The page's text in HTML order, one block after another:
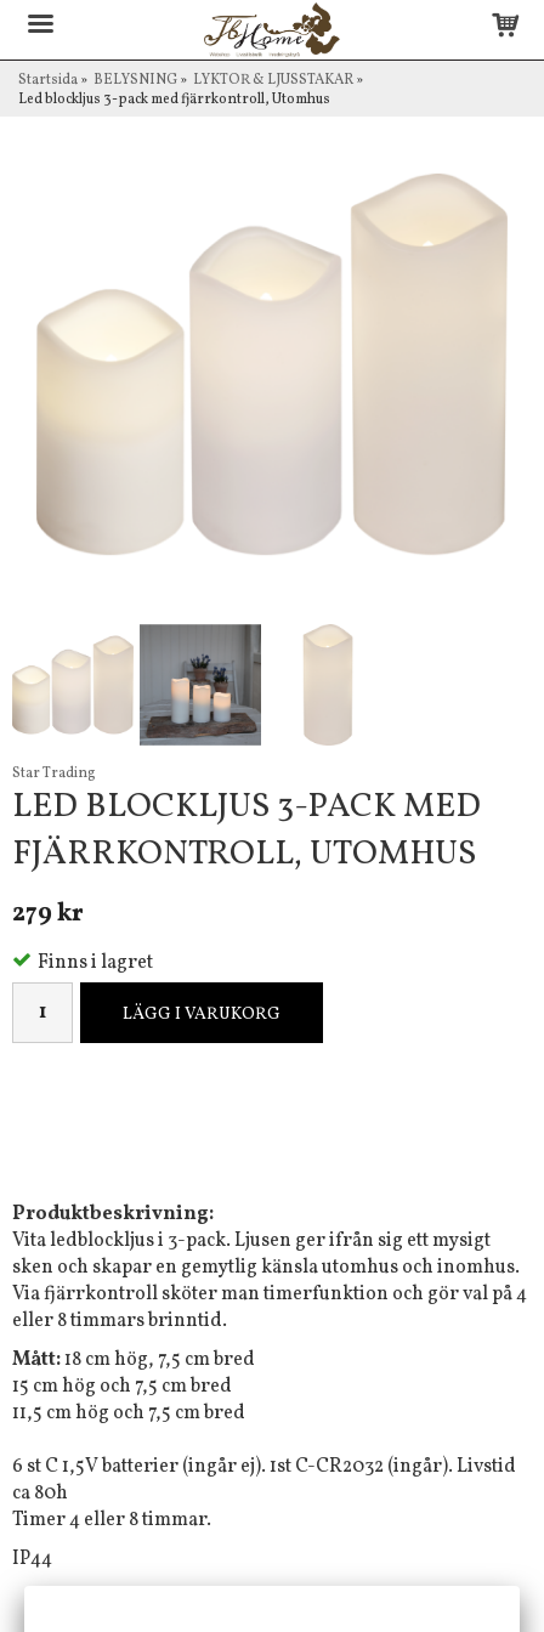
Startsida» BELYSNING» LYKTOR & LJUSSTAKAR»
Led blockljus 3-pack med fjärrkontroll, Utomhus
Star Trading
LED BLOCKLJUS 3-PACK MED
FJÄRRKONTROLL, UTOMHUS
279 kr
Finns i lagret
LÄGG I VARUKORG
Produktbeskrivning:
Vita ledblockljus i 3-pack. Ljusen ger ifrån sig ett mysigt
sken och skapar en gemytlig känsla utomhus och inomhus.
Via fjärrkontroll sköter man timerfunktion och gör val på 4
eller 8 timmars brinntid.
Mått:18 cm hög, 7,5 cm bred
15 cm hög och 7,5 cm bred
11,5 cm hög och 7,5 cm bred
6 st C 1,5V batterier (ingår ej). 1st C-CR2032 (ingår). Livstid
ca 80h
Timer 4 eller 8 timmar.
IP44